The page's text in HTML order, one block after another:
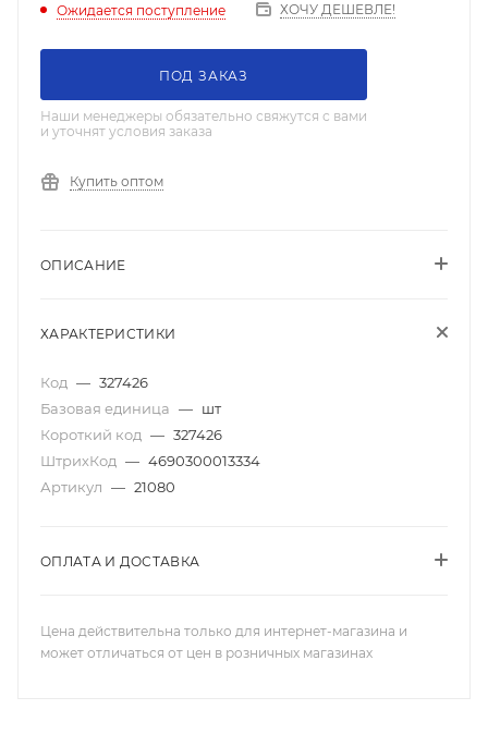
Ожидается поступление ХОЧУ ДЕШЕВЛЕ!
ПОД ЗАКАЗ
Наши менеджеры обязательно свяжутся с вами
и уточнят условия заказа
Купить оптом
ОПИСАНИЕ
ХАРАКТЕРИСТИКИ
Код — 327426
Базовая единица — шт
Короткий код — 327426
ШтрихКод — 4690300013334
Артикул — 21080
ОПЛАТА И ДОСТАВКА
Цена действительна только для интернет-магазина и
может отличаться от цен в розничных магазинах